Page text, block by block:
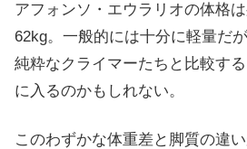
アフォンソ・エウラリオの体格
62kg。一般的には十分に軽量だ
純粋なクライマーたちと比較す
に入るのかもしれない。
このわずかな体重差と脚質の違